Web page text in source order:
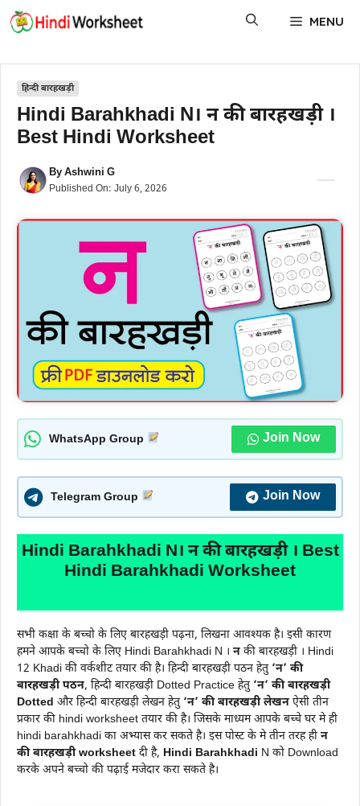
Skip
MENU
हिन्दी बारहखड़ी
Hindi Barahkhadi N। न की बारहखड़ी ।
Best Hindi Worksheet
ByAshwini G
Published On: July 6, 2026
WhatsApp Group Join Now
Telegram Group Join Now
Hindi Barahkhadi N। न की बारहखड़ी । Best
Hindi Barahkhadi Worksheet
सभी कक्षा के बच्चो के लिए बारहखड़ी पढ़ना, लिखना आवश्यक है। इसी कारण
हमने आपके बच्चो के लिए Hindi Barahkhadi N । न की बारहखड़ी । Hindi
12 Khadi की वर्कशीट तयार की है। हिन्दी बारहखड़ी पठन हेतु ‘न’ की
बारहखड़ी पठन, हिन्दी बारहखड़ी Dotted Practice हेतु ‘न’ की बारहखड़ी
Dotted और हिन्दी बारहखड़ी लेखन हेतु ‘न’ की बारहखड़ीलेखन ऐसी तीन
प्रकार की hindi worksheet तयार की है। जिसके माध्यम आपके बच्चे घर मे ही
hindi barahkhadi का अभ्यास कर सकते है। इस पोस्ट के मे तीन तरह ही न
की बारहखड़ी worksheet दी है, Hindi Barahkhadi N को Download
करके अपने बच्चो की पढ़ाई मजेदार करा सकते है।